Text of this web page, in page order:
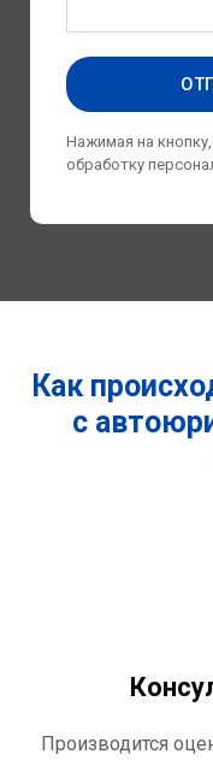
Нажимая на
обработку
Как
с
Производится